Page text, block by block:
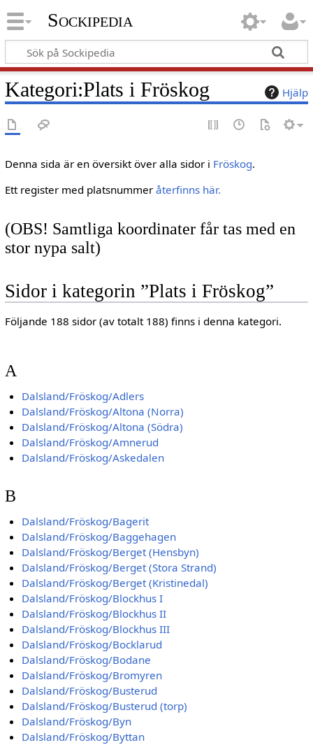
Sockipedia
Hjälp
Kategori:Plats i Fröskog
Denna sida är en översikt över alla sidor i Fröskog.
Ett register med platsnummer återfinns här.
(OBS! Samtliga koordinater får tas med en
stor nypa salt)
Sidor i kategorin ”Plats i Fröskog”
Följande 188 sidor (av totalt 188) finns i denna kategori.
A
Dalsland/Fröskog/Adlers
Dalsland/Fröskog/Altona (Norra)
Dalsland/Fröskog/Altona (Södra)
Dalsland/Fröskog/Amnerud
Dalsland/Fröskog/Askedalen
B
Dalsland/Fröskog/Bagerit
Dalsland/Fröskog/Baggehagen
Dalsland/Fröskog/Berget (Hensbyn)
Dalsland/Fröskog/Berget (Stora Strand)
Dalsland/Fröskog/Berget (Kristinedal)
Dalsland/Fröskog/Blockhus I
Dalsland/Fröskog/Blockhus II
Dalsland/Fröskog/Blockhus III
Dalsland/Fröskog/Bocklarud
Dalsland/Fröskog/Bodane
Dalsland/Fröskog/Bromyren
Dalsland/Fröskog/Busterud
Dalsland/Fröskog/Busterud (torp)
Dalsland/Fröskog/Byn
Dalsland/Fröskog/Byttan